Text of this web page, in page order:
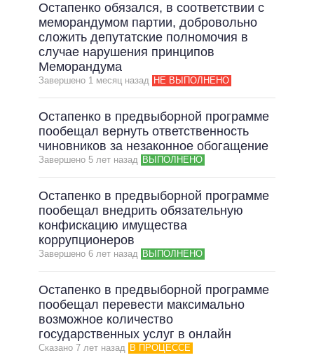
Остапенко обязался, в соответствии с
меморандумом партии, добровольно
сложить депутатские полномочия в
случае нарушения принципов
Меморандума
Завершено 1 месяц назад НЕ ВЫПОЛНЕНО
Остапенко в предвыборной программе
пообещал вернуть ответственность
чиновников за незаконное обогащение
Завершено 5 лет назад ВЫПОЛНЕНО
Остапенко в предвыборной программе
пообещал внедрить обязательную
конфискацию имущества
коррупционеров
Завершено 6 лет назад ВЫПОЛНЕНО
Остапенко в предвыборной программе
пообещал перевести максимально
возможное количество
государственных услуг в онлайн
Сказано 7 лет назад В ПРОЦЕССЕ